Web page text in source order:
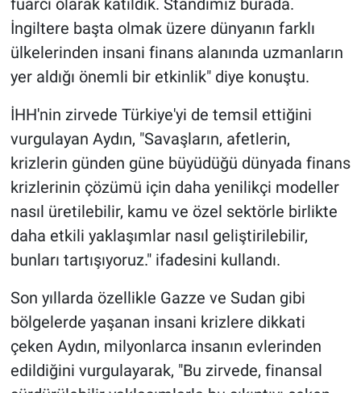
fuarcı olarak katıldık. Standımız burada.
İngiltere başta olmak üzere dünyanın farklı
ülkelerinden insani finans alanında uzmanların
yer aldığı önemli bir etkinlik" diye konuştu.
İHH'nin zirvede Türkiye'yi de temsil ettiğini
vurgulayan Aydın, "Savaşların, afetlerin,
krizlerin günden güne büyüdüğü dünyada finans
krizlerinin çözümü için daha yenilikçi modeller
nasıl üretilebilir, kamu ve özel sektörle birlikte
daha etkili yaklaşımlar nasıl geliştirilebilir,
bunları tartışıyoruz." ifadesini kullandı.
Son yıllarda özellikle Gazze ve Sudan gibi
bölgelerde yaşanan insani krizlere dikkati
çeken Aydın, milyonlarca insanın evlerinden
edildiğini vurgulayarak, "Bu zirvede, finansal